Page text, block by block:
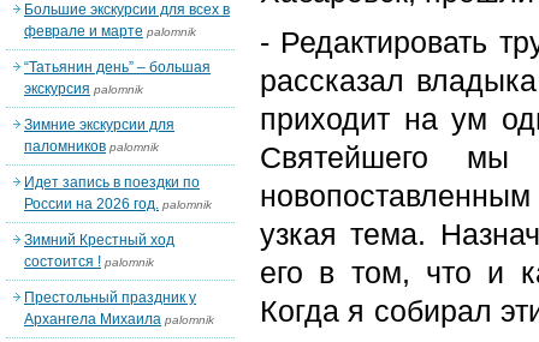
- Редактировать
рассказал
приходит на ум
Святейшего мы
узкая тема.
его в том, что и
Когда я собирал
Большие экскурсии для всех в
феврале и марте palomnik
“Татьянин день” – большая
экскурсия palomnik
Зимние экскурсии для
паломников palomnik
Идет запись в поездки по
России на 2026 год. palomnik
Зимний Крестный ход
состоится ! palomnik
Престольный праздник у
Архангела Михаила palomnik